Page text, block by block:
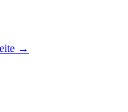
→